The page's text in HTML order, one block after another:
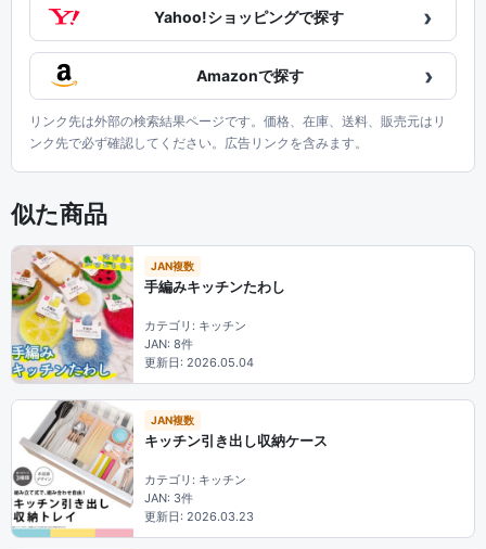
Yahoo!ショッピングで探す ›
Amazonで探す ›
リンク先は外部の検索結果ページです。価格、在庫、送料、販売元はリ
ンク先で必ず確認してください。広告リンクを含みます。
似た商品
JAN複数
手編みキッチンたわし
カテゴリ: キッチン
JAN: 8件
更新日: 2026.05.04
JAN複数
キッチン引き出し収納ケース
カテゴリ: キッチン
JAN: 3件
更新日: 2026.03.23